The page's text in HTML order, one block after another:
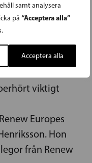
samt analysera
på “Acceptera alla”
Acceptera alla
viktigt
Europes
Hon
från Renew